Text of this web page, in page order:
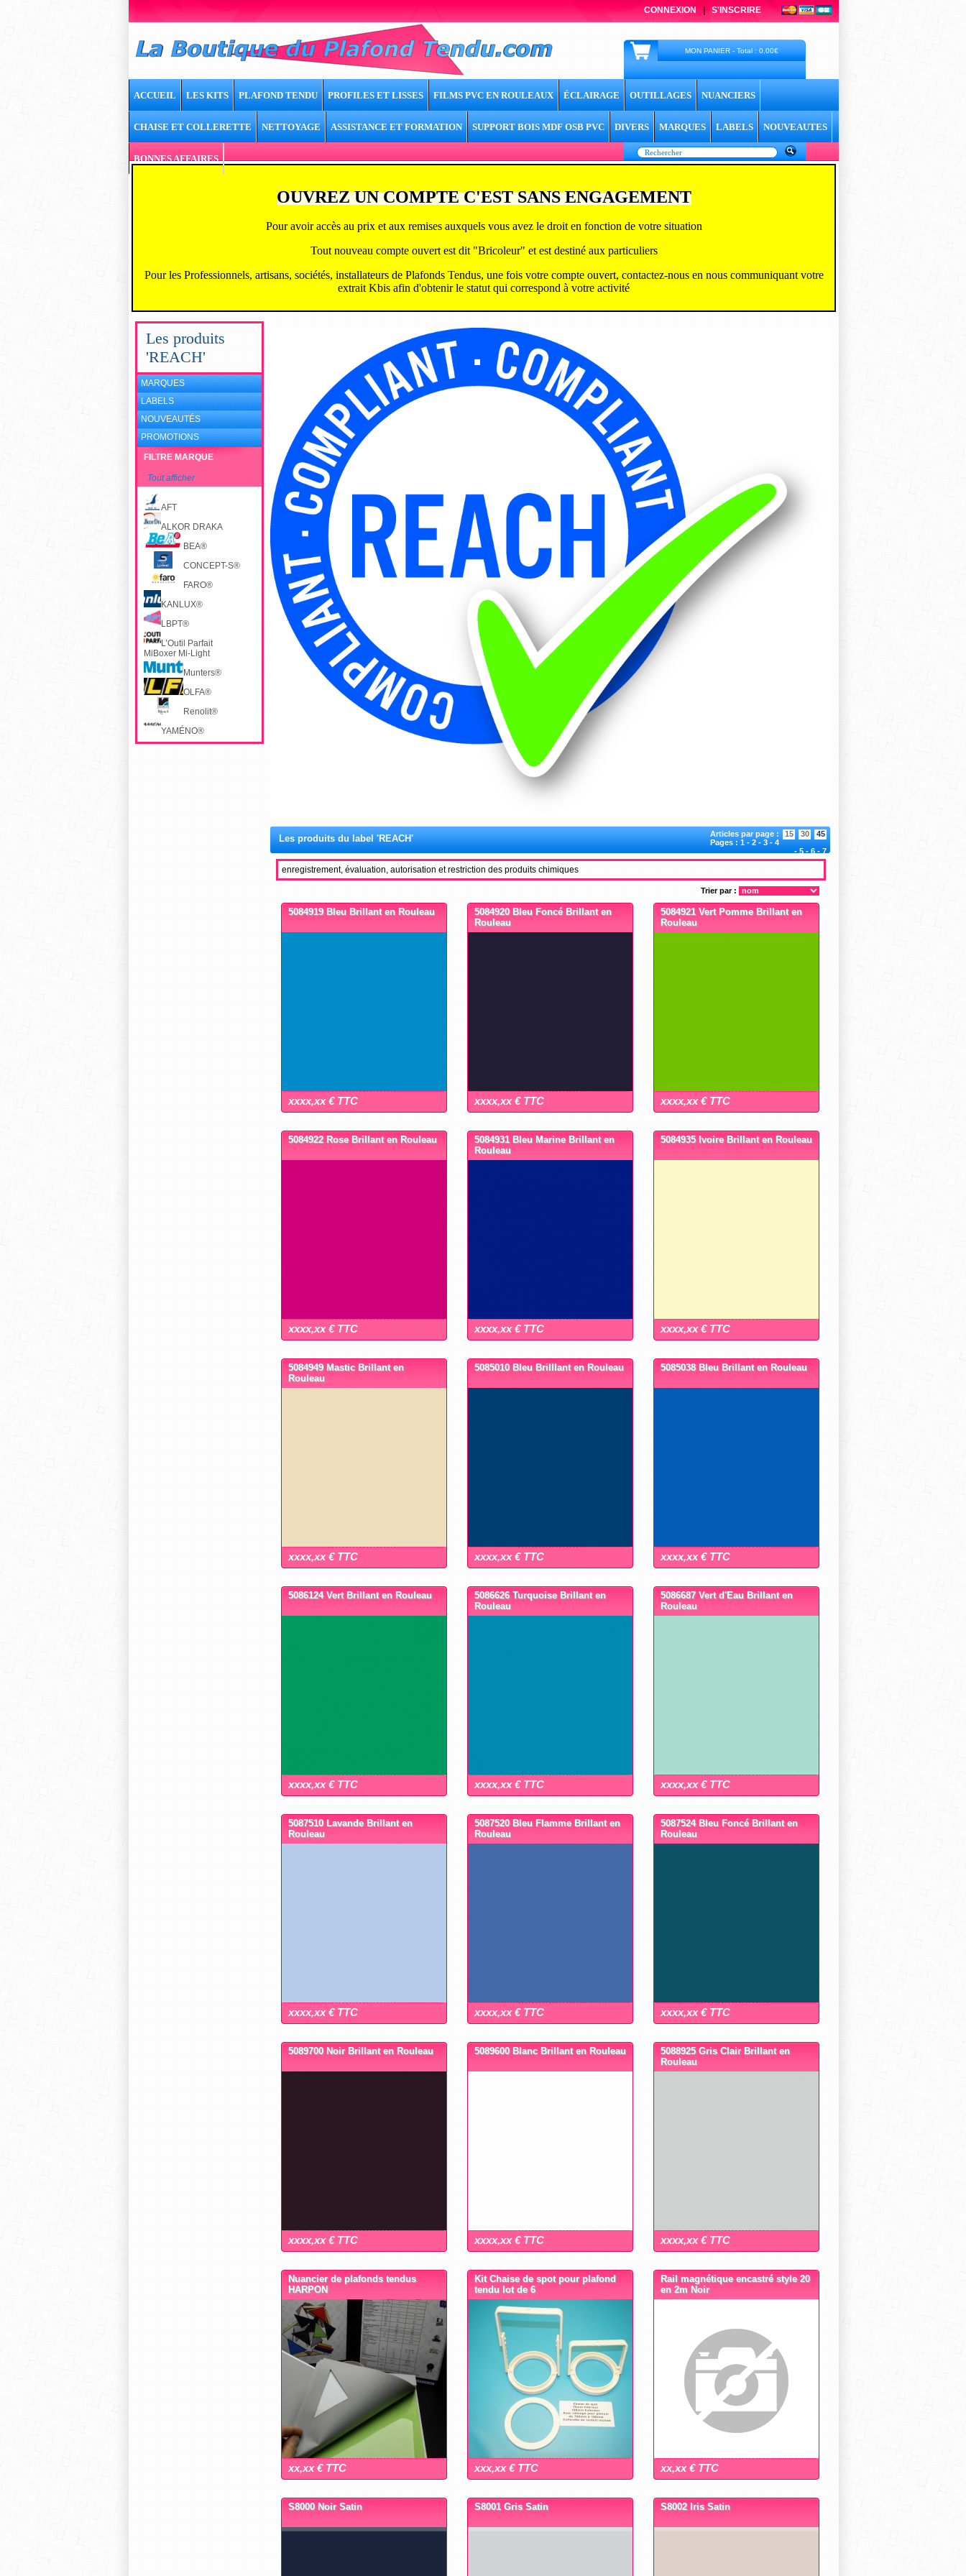
CONNEXION S'INSCRIRE
MON PANIER - Total : 0,00€
ACCUEIL LES KITS PLAFOND TENDU PROFILES ET LISSES FILMS PVC EN ROULEAUX ÉCLAIRAGE OUTILLAGES NUANCIERS
CHAISE ET COLLERETTE NETTOYAGE ASSISTANCE ET FORMATION SUPPORT BOIS MDF OSB PVC DIVERS MARQUES LABELS NOUVEAUTES
BONNES AFFAIRES
OUVREZ UN COMPTE C'EST SANS ENGAGEMENT
Pour avoir accès au prix et aux remises auxquels vous avez le droit en fonction de votre situation
Tout nouveau compte ouvert est dit "Bricoleur" et est destiné aux particuliers
Pour les Professionnels, artisans, sociétés, installateurs de Plafonds Tendus, une fois votre compte ouvert, contactez-nous en nous communiquant votre
extrait Kbis afin d'obtenir le statut qui correspond à votre activité
Les produits
'REACH'
MARQUES
LABELS
NOUVEAUTÉS
PROMOTIONS
FILTRE MARQUE
Tout afficher
AFT
ALKOR DRAKA
BEA®
CONCEPT-S®
FARO®
KANLUX®
LBPT®
L’Outil Parfait
MiBoxer Mi-Light
Munters®
OLFA®
Renolit®
YAMÉNO®
Les produits du label 'REACH' Articles par page : 45
30
15
Pages : 1 - 2 - 3 - 4
- 5 - 6 - 7
enregistrement, évaluation, autorisation et restriction des produits chimiques
Trier par :
5084919 Bleu Brillant en Rouleau
xxxx,xx € TTC
5084920 Bleu Foncé Brillant en
Rouleau
xxxx,xx € TTC
5084921 Vert Pomme Brillant en
Rouleau
xxxx,xx € TTC
5084922 Rose Brillant en Rouleau
xxxx,xx € TTC
5084931 Bleu Marine Brillant en
Rouleau
xxxx,xx € TTC
5084935 Ivoire Brillant en Rouleau
xxxx,xx € TTC
5084949 Mastic Brillant en
Rouleau
xxxx,xx € TTC
5085010 Bleu Brilllant en Rouleau
xxxx,xx € TTC
5085038 Bleu Brillant en Rouleau
xxxx,xx € TTC
5086124 Vert Brillant en Rouleau
xxxx,xx € TTC
5086626 Turquoise Brillant en
Rouleau
xxxx,xx € TTC
5086687 Vert d'Eau Brillant en
Rouleau
xxxx,xx € TTC
5087510 Lavande Brillant en
Rouleau
xxxx,xx € TTC
5087520 Bleu Flamme Brillant en
Rouleau
xxxx,xx € TTC
5087524 Bleu Foncé Brillant en
Rouleau
xxxx,xx € TTC
5089700 Noir Brillant en Rouleau
xxxx,xx € TTC
5089600 Blanc Brillant en Rouleau
xxxx,xx € TTC
5088925 Gris Clair Brillant en
Rouleau
xxxx,xx € TTC
Nuancier de plafonds tendus
HARPON
xx,xx € TTC
Kit Chaise de spot pour plafond
tendu lot de 6
xxx,xx € TTC
Rail magnétique encastré style 20
en 2m Noir
xx,xx € TTC
S8000 Noir Satin S8001 Gris Satin S8002 Iris Satin